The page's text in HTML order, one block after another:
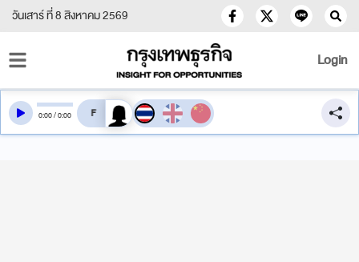
วันเสาร์ ที่ 8 สิงหาคม 2569
Login
0:00/0:00 สลับเสียงอ่าน